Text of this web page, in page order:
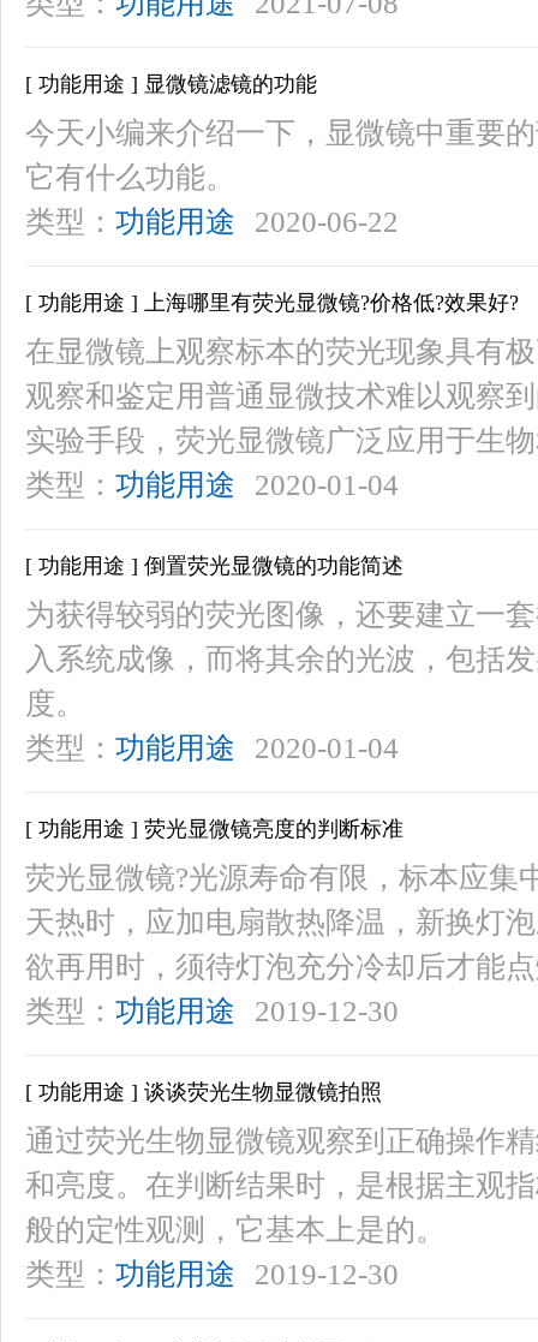
[ 功能用途 ] 显微镜滤镜的功能
今天小编来介绍一下，显微镜中重要
它有什么功能。
类型： 功能用途 2020-06-22
[ 功能用途 ] 上海哪里有荧光显微镜?价格低?效果好?
在显微镜上观察标本的荧光现象具有
观察和鉴定用普通显微技术难以观察
实验手段，荧光显微镜广泛应用于生
类型： 功能用途 2020-01-04
[ 功能用途 ] 倒置荧光显微镜的功能简述
为获得较弱的荧光图像，还要建立一
入系统成像，而将其余的光波，包括
度。
类型： 功能用途 2020-01-04
[ 功能用途 ] 荧光显微镜亮度的判断标准
荧光显微镜?光源寿命有限，标本应
天热时，应加电扇散热降温，新换灯
欲再用时，须待灯泡充分冷却后才能
类型： 功能用途 2019-12-30
[ 功能用途 ] 谈谈荧光生物显微镜拍照
通过荧光生物显微镜观察到正确操作
和亮度。在判断结果时，是根据主观
般的定性观测，它基本上是的。
类型： 功能用途 2019-12-30